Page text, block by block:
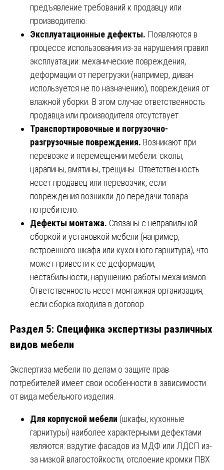
предъявление требований к продавцу или
производителю.
Эксплуатационные дефекты. Появляются в
процессе использования из-за нарушения правил
эксплуатации: механические повреждения,
деформации от перегрузки (например, диван
используется не по назначению), повреждения от
влажной уборки. В этом случае ответственность
продавца или производителя отсутствует.
Транспортировочные и погрузочно-
разгрузочные повреждения. Возникают при
перевозке и перемещении мебели: сколы,
царапины, вмятины, трещины. Ответственность
несет продавец или перевозчик, если
повреждения возникли до передачи товара
потребителю.
Дефекты монтажа. Связаны с неправильной
сборкой и установкой мебели (например,
встроенного шкафа или кухонного гарнитура), что
может привести к ее деформации,
нестабильности, нарушению работы механизмов.
Ответственность несет монтажная организация,
если сборка входила в договор.
Раздел 5: Специфика экспертизы различных
видов мебели
Экспертиза мебели по делам о защите прав
потребителей имеет свои особенности в зависимости
от вида мебельного изделия.
Для корпусной мебели (шкафы, кухонные
гарнитуры) наиболее характерными дефектами
являются: вздутие фасадов из МДФ или ЛДСП из-
за низкой влагостойкости, отслоение кромки ПВХ